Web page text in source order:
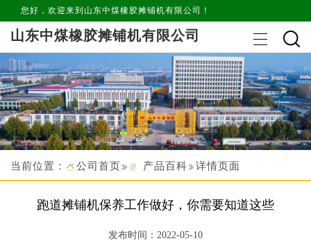
您好，欢迎来到山东中煤橡胶摊铺机有限公司！
山东中煤橡胶摊铺机有限公司
当前位置： 公司首页 产品百科 详情页面
跑道摊铺机保养工作做好，你需要知道这些
发布时间：2022-05-10